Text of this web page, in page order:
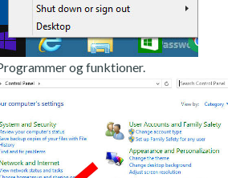
og funktioner.